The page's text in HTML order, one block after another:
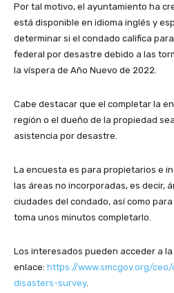
Por tal motivo, el ayuntamiento ha
está disponible en idioma inglés y
determinar si el condado califica
federal por desastre debido a las
la víspera de Año Nuevo de 2022.
Cabe destacar que el completar la
región o el dueño de la propiedad
asistencia por desastre.
La encuesta es para propietarios e
las áreas no incorporadas, es decir,
ciudades del condado, así como
toma unos minutos completarlo.
Los interesados pueden acceder a
enlace: https://www.smcgov.org/
disasters-survey.